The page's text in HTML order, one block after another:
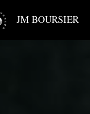
JM BOURSIER